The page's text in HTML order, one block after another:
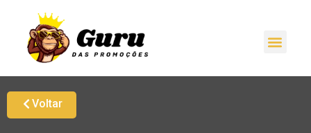
Voltar